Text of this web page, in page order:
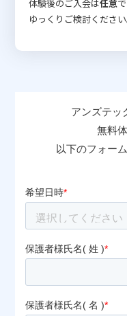
体験後のご入会は任意
ゆっくりご検討ください
アンズテッ
無料
以下のフォー